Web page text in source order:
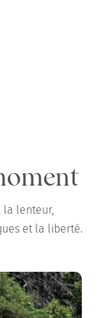
la lenteur,
et la liberté.